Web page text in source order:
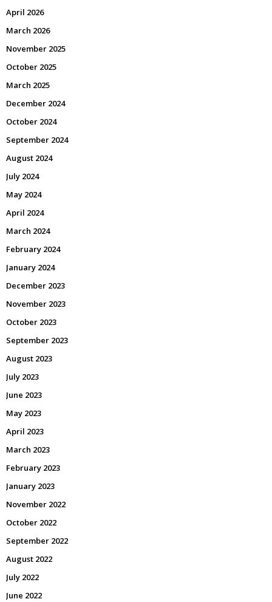
April 2026
March 2026
November 2025
October 2025
March 2025
December 2024
October 2024
September 2024
August 2024
July 2024
May 2024
April 2024
March 2024
February 2024
January 2024
December 2023
November 2023
October 2023
September 2023
August 2023
July 2023
June 2023
May 2023
April 2023
March 2023
February 2023
January 2023
November 2022
October 2022
September 2022
August 2022
July 2022
June 2022